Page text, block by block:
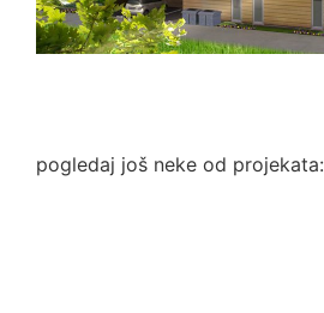
pogledaj još neke od projekata: